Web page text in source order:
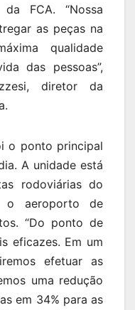
FCA. “Nossa
as peças na
qualidade
das pessoas”,
diretor da
o ponto principal
A unidade está
rodoviárias do
o aeroporto de
“Do ponto de
eficazes. Em um
efetuar as
uma redução
em 34% para as